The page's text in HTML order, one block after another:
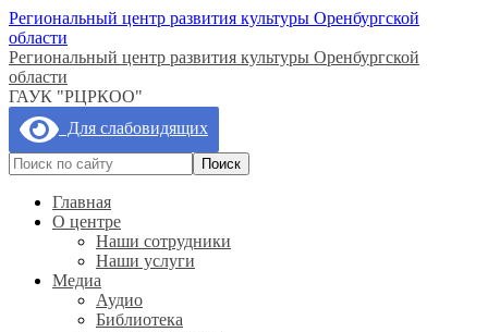
Региональный центр развития культуры Оренбургской
области
Региональный центр развития культуры Оренбургской
области
ГАУК "РЦРКОО"
Для слабовидящих
Главная
О центре
Наши сотрудники
Наши услуги
Медиа
Аудио
Библиотека